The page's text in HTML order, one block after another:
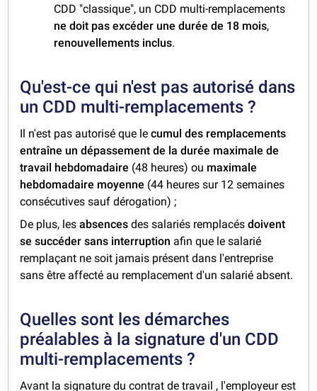
CDD "classique", un CDD multi-remplacements
ne doit pas excéder une durée de 18 mois,
renouvellements inclus.
Qu'est-ce qui n'est pas autorisé dans
un CDD multi-remplacements ?
Il n'est pas autorisé que le cumul des remplacements
entraîne un dépassement de la durée maximale de
travail hebdomadaire (48 heures) ou maximale
hebdomadaire moyenne (44 heures sur 12 semaines
consécutives sauf dérogation) ;
De plus, lesabsences des salariés remplacés doivent
se succéder sans interruption afin que le salarié
remplaçant ne soit jamais présent dans l'entreprise
sans être affecté au remplacement d'un salarié absent.
Quelles sont les démarches
préalables à la signature d'un CDD
multi-remplacements ?
Avant la signature du contrat de travail , l'employeur est